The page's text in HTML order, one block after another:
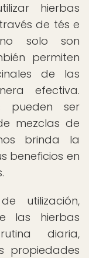
hierbas
de tés e
no solo son
permiten
de las
efectiva.
pueden ser
mezclas de
brinda la
beneficios en
utilización,
las hierbas
diaria,
propiedades